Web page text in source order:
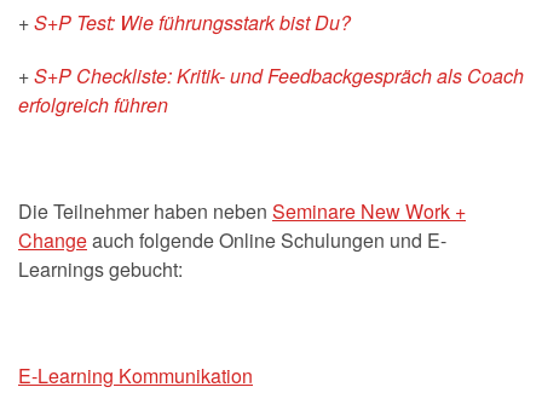
+S+P Test: Wie führungsstark bist Du?
+S+P Checkliste: Kritik- und Feedbackgespräch als Coach
erfolgreich führen
Die Teilnehmer haben neben Seminare New Work +
Changeauch folgende Online Schulungen und E-
Learnings gebucht:
E-Learning Kommunikation